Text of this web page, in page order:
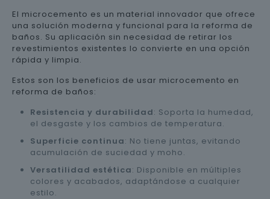
El microcemento es un material innovador que ofrece
una solución moderna y funcional para la reforma de
baños. Su aplicación sin necesidad de retirar los
revestimientos existentes lo convierte en una opción
rápida y limpia.
Estos son los beneficios de usar microcemento en
reforma de baños:
Resistencia y durabilidad: Soporta la humedad,
el desgaste y los cambios de temperatura.
Superficie continua: No tiene juntas, evitando
acumulación de suciedad y moho.
Versatilidad estética: Disponible en múltiples
colores y acabados, adaptándose a cualquier
estilo.